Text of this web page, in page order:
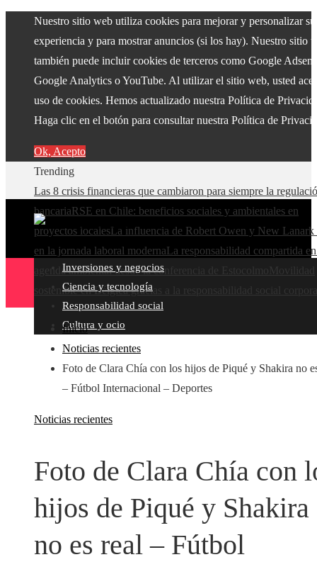
Nuestro sitio web utiliza cookies para mejorar y personalizar su
experiencia y para mostrar anuncios (si los hay). Nuestro sitio
también puede incluir cookies de terceros como Google
Google Analytics o YouTube. Al utilizar el sitio web, usted
uso de cookies. Hemos actualizado nuestra Política de
Haga clic en el botón para consultar nuestra Política de
Ok, Acepto
Trending
Las 8 crisis financieras que cambiaron para siempre la
bancariaRSE en Chile: beneficios sociales y ambientales en
proyectos localesLa influencia de Robert Owen y New
en la jornada laboral modernaLa responsabilidad compartida
agenda ambiental desde la conferencia de Estocolmo
sostenible en Bélgica gracias a la responsabilidad social
Inversiones y negocios
Ciencia y tecnología
Responsabilidad social
Cultura y ocio
Inicio
Noticias recientes
Foto de Clara Chía con los hijos de Piqué y Shakira no
– Fútbol Internacional – Deportes
Noticias recientes
Foto de Clara Chía con
hijos de Piqué y Shakira
no es real – Fútbol